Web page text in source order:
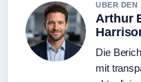
UBER DEN
Arthur
Die
mit